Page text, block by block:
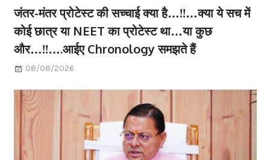
जंतर-मंतर प्रोटेस्ट की सच्चाई क्या है…!!…क्या ये सच में
कोई छात्र या NEET का प्रोटेस्ट था…या कुछ
और…!!….आईए Chronology समझते हैं
08/08/2026